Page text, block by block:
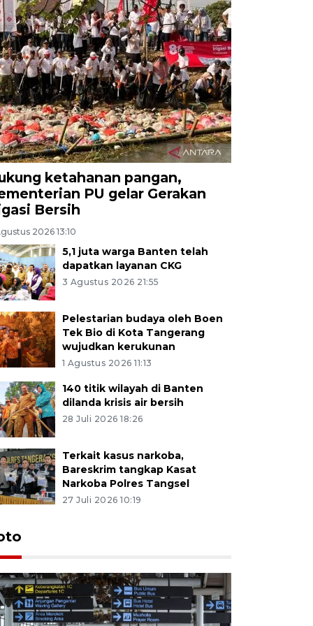
ketahanan pangan,
PU gelar Gerakan
Bersih
2026 13:10
5,1 juta warga Banten telah
dapatkan layanan CKG
3 Agustus 2026 21:55
Pelestarian budaya oleh Boen
Tek Bio di Kota Tangerang
wujudkan kerukunan
1 Agustus 2026 11:13
140 titik wilayah di Banten
dilanda krisis air bersih
28 Juli 2026 18:26
Terkait kasus narkoba,
Bareskrim tangkap Kasat
Narkoba Polres Tangsel
27 Juli 2026 10:19